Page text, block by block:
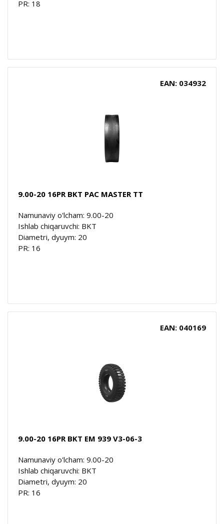
PR: 18
EAN: 034932
9.00-20 16PR BKT PAC MASTER TT
Namunaviy o'lcham: 9.00-20
Ishlab chiqaruvchi: BKT
Diametri, dyuym: 20
PR: 16
EAN: 040169
9.00-20 16PR BKT EM 939 V3-06-3
Namunaviy o'lcham: 9.00-20
Ishlab chiqaruvchi: BKT
Diametri, dyuym: 20
PR: 16